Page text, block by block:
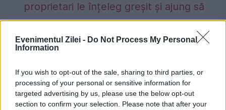
Evenimentul Zilei - Do Not Process My Personal
Information
If you wish to opt-out of the sale, sharing to third parties, or
processing of your personal or sensitive information for
targeted advertising by us, please use the below opt-out
section to confirm your selection. Please note that after your
proprietari le înțeleg greșit și ajung să
plătească mai mult.Ce spune legea
Concediu 2026. Dreptul pe care mulți
zilele de concediu și când nu